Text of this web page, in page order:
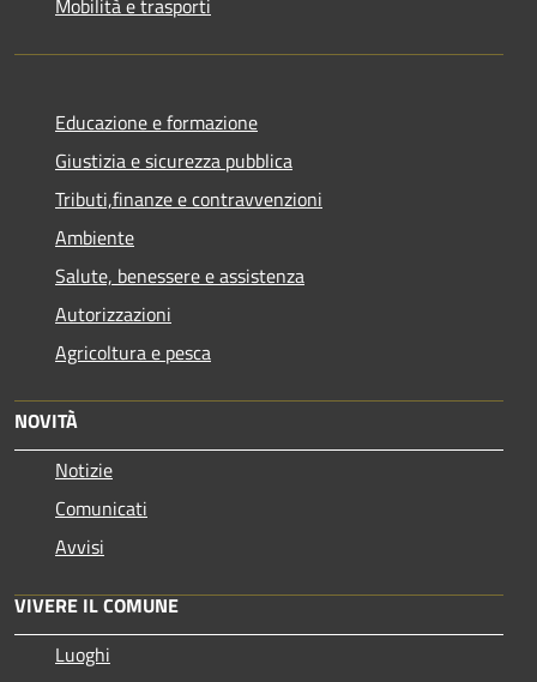
Educazione e formazione
Giustizia e sicurezza pubblica
Tributi,finanze e contravvenzioni
Ambiente
Salute, benessere e assistenza
Autorizzazioni
Agricoltura e pesca
NOVITÀ
Notizie
Comunicati
Avvisi
VIVERE IL COMUNE
Luoghi